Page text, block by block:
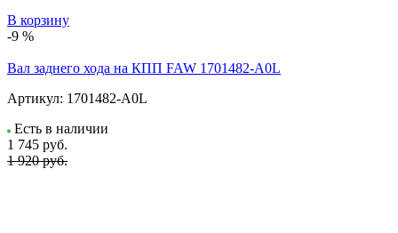
В корзину
-9 %
Вал заднего хода на КПП FAW 1701482-A0L
Артикул: 1701482-A0L
Есть в наличии
1 745 руб.
1 920 руб.